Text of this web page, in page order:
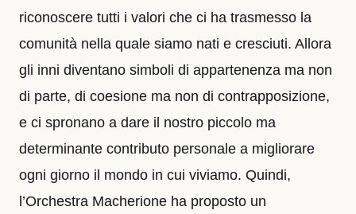
riconoscere tutti i valori che ci ha trasmesso la
comunità nella quale siamo nati e cresciuti. Allora
gli inni diventano simboli di appartenenza ma non
di parte, di coesione ma non di contrapposizione,
e ci spronano a dare il nostro piccolo ma
determinante contributo personale a migliorare
ogni giorno il mondo in cui viviamo. Quindi,
l’Orchestra Macherione ha proposto un